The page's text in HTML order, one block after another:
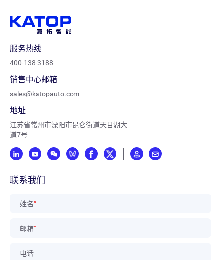
服务热线
400-138-3188
销售中心邮箱
sales@katopauto.com
地址
江苏省常州市溧阳市昆仑街道天目湖大
道7号
联系我们
姓名*
邮箱*
电话